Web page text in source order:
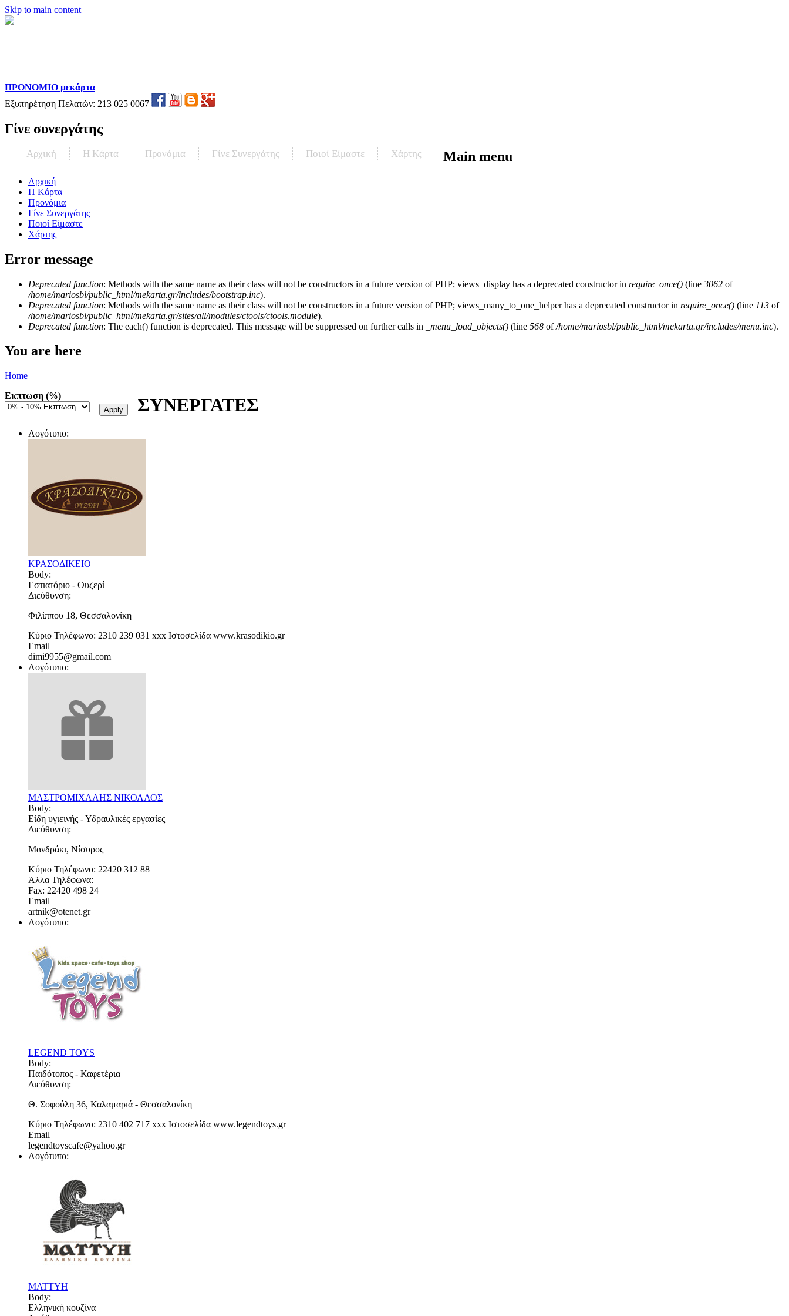
Skip to main content
ΠΡΟΝΟΜΙΟ μεκάρτα
Εξυπηρέτηση Πελατών: 213 025 0067
Γίνε συνεργάτης
Αρχική Η Kάρτα Προνόμια Γίνε Συνεργάτης Ποιοί Είμαστε Χάρτης Main menu
Αρχική
Η Kάρτα
Προνόμια
Γίνε Συνεργάτης
Ποιοί Είμαστε
Χάρτης
Error message
Deprecated function: Methods with the same name as their class will not be constructors in a future version of PHP; views_display has a deprecated constructor in require_once() (line 3062 of
/home/mariosbl/public_html/mekarta.gr/includes/bootstrap.inc).
Deprecated function: Methods with the same name as their class will not be constructors in a future version of PHP; views_many_to_one_helper has a deprecated constructor in require_once() (line 113 of
/home/mariosbl/public_html/mekarta.gr/sites/all/modules/ctools/ctools.module).
Deprecated function: The each() function is deprecated. This message will be suppressed on further calls in _menu_load_objects() (line 568 of/home/mariosbl/public_html/mekarta.gr/includes/menu.inc).
You are here
Home
Εκπτωση (%)
ΣΥΝΕΡΓΑΤΕΣ
Λογότυπο:
ΚΡΑΣΟΔΙΚΕΙΟ
Body:
Εστιατόριο - Ουζερί
Διεύθυνση:
Φιλίππου 18, Θεσσαλονίκη
Κύριο Τηλέφωνο: 2310 239 031 xxx Ιστοσελίδα www.krasodikio.gr
Email
dimi9955@gmail.com
Λογότυπο:
ΜΑΣΤΡΟΜΙΧΑΛΗΣ ΝΙΚΟΛΑΟΣ
Body:
Είδη υγιεινής - Υδραυλικές εργασίες
Διεύθυνση:
Μανδράκι, Νίσυρος
Κύριο Τηλέφωνο: 22420 312 88
Άλλα Τηλέφωνα:
Fax: 22420 498 24
Email
artnik@otenet.gr
Λογότυπο:
LEGEND TOYS
Body:
Παιδότοπος - Καφετέρια
Διεύθυνση:
Θ. Σοφούλη 36, Καλαμαριά - Θεσσαλονίκη
Κύριο Τηλέφωνο: 2310 402 717 xxx Ιστοσελίδα www.legendtoys.gr
Email
legendtoyscafe@yahoo.gr
Λογότυπο:
MATTYH
Body:
Ελληνική κουζίνα